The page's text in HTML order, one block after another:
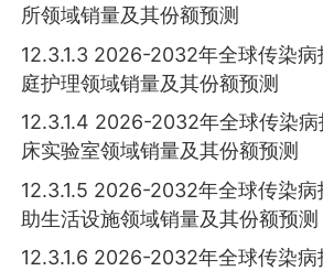
所领域销量及其份额预测
12.3.1.3 2026-2032年全球传染病
庭护理领域销量及其份额预测
12.3.1.4 2026-2032年全球传染
床实验室领域销量及其份额预测
12.3.1.5 2026-2032年全球传染
助生活设施领域销量及其份额预测
12.3.1.6 2026-2032年全球传染